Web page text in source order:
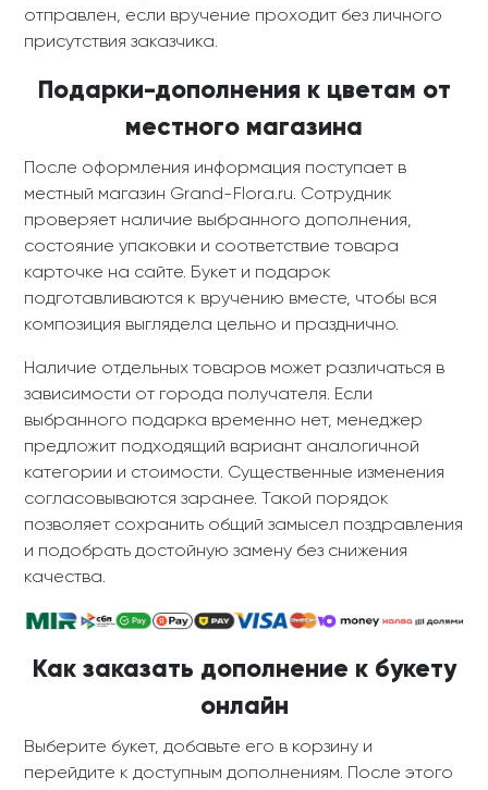
отправлен, если вручение проходит без личного
присутствия заказчика.
Подарки-дополнения к цветам от
местного магазина
После оформления информация поступает в
местный магазин Grand-Flora.ru. Сотрудник
проверяет наличие выбранного дополнения,
состояние упаковки и соответствие товара
карточке на сайте. Букет и подарок
подготавливаются к вручению вместе, чтобы вся
композиция выглядела цельно и празднично.
Наличие отдельных товаров может различаться в
зависимости от города получателя. Если
выбранного подарка временно нет, менеджер
предложит подходящий вариант аналогичной
категории и стоимости. Существенные изменения
согласовываются заранее. Такой порядок
позволяет сохранить общий замысел поздравления
и подобрать достойную замену без снижения
качества.
Как заказать дополнение к букету
онлайн
Выберите букет, добавьте его в корзину и
перейдите к доступным дополнениям. После этого